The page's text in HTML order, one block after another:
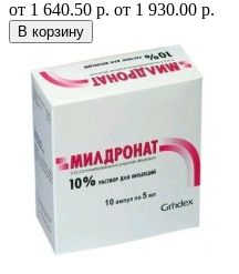
от 1 640.50 р. от 1 930.00 р.
В корзину